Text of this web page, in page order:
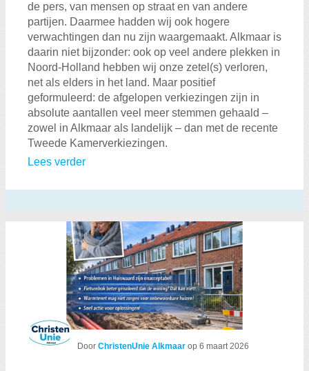
de pers, van mensen op straat en van andere
partijen. Daarmee hadden wij ook hogere
verwachtingen dan nu zijn waargemaakt. Alkmaar is
daarin niet bijzonder: ook op veel andere plekken in
Noord-Holland hebben wij onze zetel(s) verloren,
net als elders in het land. Maar positief
geformuleerd: de afgelopen verkiezingen zijn in
absolute aantallen veel meer stemmen gehaald –
zowel in Alkmaar als landelijk – dan met de recente
Tweede Kamerverkiezingen.
Lees verder
Door ChristenUnie Alkmaar op 6 maart 2026